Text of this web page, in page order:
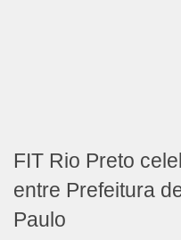
FIT Rio Preto
entre Prefeitura
Paulo